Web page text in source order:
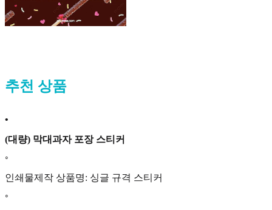
추천 상품
•
(대량) 막대과자 포장 스티커
◦
인쇄물제작 상품명: 싱글 규격 스티커
◦